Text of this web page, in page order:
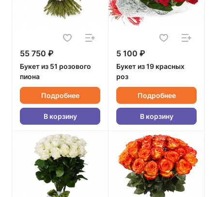
55 750 ₽
Букет из 51 розового
пиона
Подробнее
В корзину
5 100 ₽
Букет из 19 красных
роз
Подробнее
В корзину